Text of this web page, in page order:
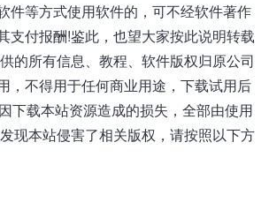
件等方式使用软件的，可不经软件著作
支付报酬!鉴此，也望大家按此说明转载
的所有信息、教程、软件版权归原公司
，不得用于任何商业用途，下载试用后
下载本站资源造成的损失，全部由使用
现本站侵害了相关版权，请按照以下方